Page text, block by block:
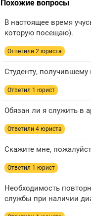
Похожие вопросы
В настоящее время
которую посещаю).
Ответили 2 юристa
Студенту, получившему
Ответил 1 юрист
Обязан ли я служить в
Ответили 4 юристa
Скажите мне,
Ответил 1 юрист
Необходимость
службы при наличии